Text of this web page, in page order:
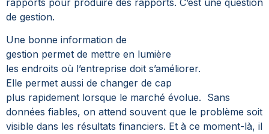
de gestion.
Une bonne information de
gestion permet de mettre en lumière
les endroits où l’entreprise doit s’améliorer.
Elle permet aussi de changer de cap
plus rapidement lorsque le marché évolue. Sans
données fiables, on attend souvent que le problème soit
visible dans les résultats financiers. Et à ce moment-là, il